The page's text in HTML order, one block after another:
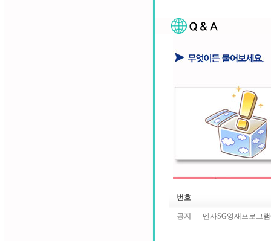
번호
공지 멘사SG영재프로그